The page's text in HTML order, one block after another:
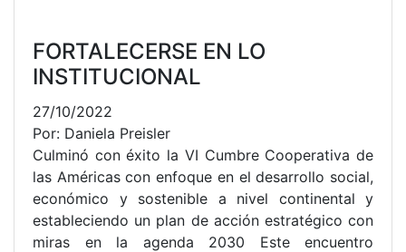
FORTALECERSE EN LO
INSTITUCIONAL
27/10/2022
Por: Daniela Preisler
Culminó con éxito la VI Cumbre Cooperativa de
las Américas con enfoque en el desarrollo social,
económico y sostenible a nivel continental y
estableciendo un plan de acción estratégico con
miras en la agenda 2030 Este encuentro